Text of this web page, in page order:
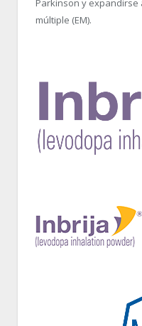
Parkinson y expandirse
múltiple (EM).